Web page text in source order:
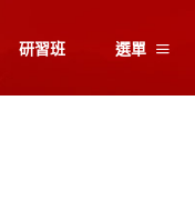
研習班 選單